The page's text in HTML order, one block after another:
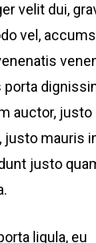
velit dui,
vel,
porta
auctor, justo
mauris
justo
ligula, eu